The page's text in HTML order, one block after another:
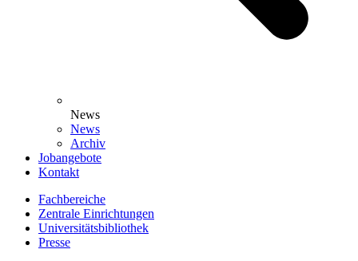
News
News
Archiv
Jobangebote
Kontakt
Fachbereiche
Zentrale Einrichtungen
Universitätsbibliothek
Presse